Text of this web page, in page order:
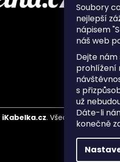
Soubory
nejlepší
nápisem
náš web
Dejte
prohlížení
s
už
Dáte-li
konečně
O nás
Často
iKabelka.cz. Všechna práva